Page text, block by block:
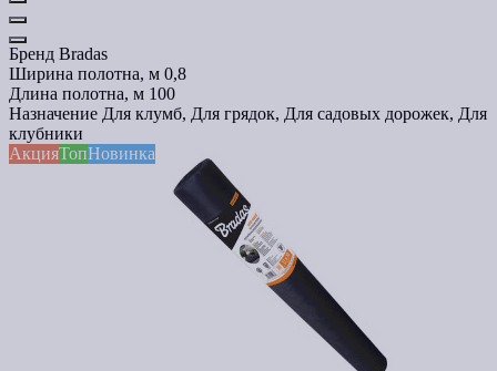
Бренд Bradas
Ширина полотна, м 0,8
Длина полотна, м 100
Назначение Для клумб, Для грядок, Для садовых дорожек, Для
клубники
АкцияТопНовинка